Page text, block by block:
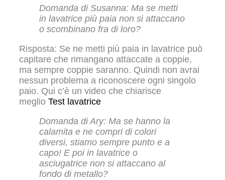
Domanda di Susanna: Ma se metti
in lavatrice più paia non si attaccano
o scombinano fra di loro?
Risposta: Se ne metti più paia in lavatrice può
capitare che rimangano attaccate a coppie,
ma sempre coppie saranno. Quindi non avrai
nessun problema a riconoscere ogni singolo
paio. Qui c’è un video che chiarisce
meglio Test lavatrice
Domanda di Ary: Ma se hanno la
calamita e ne compri di colori
diversi, stiamo sempre punto e a
capo! E poi in lavatrice o
asciugatrice non si attaccano al
fondo di metallo?